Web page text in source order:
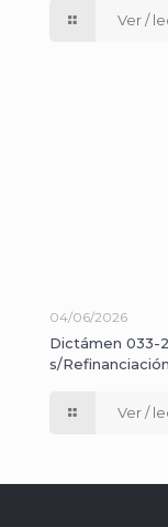
Ver /
04/06/2026
Dictámen 033-
s/
Ver /